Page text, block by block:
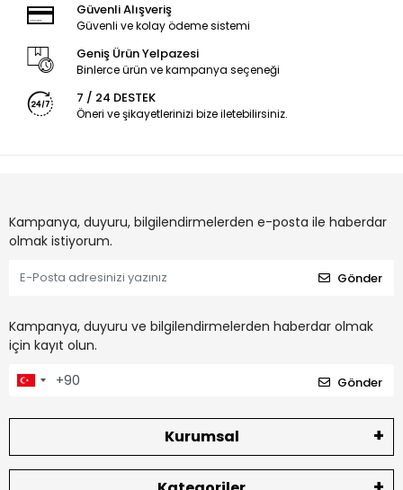
Güvenli Alışveriş
Güvenli ve kolay ödeme sistemi
Geniş Ürün Yelpazesi
Binlerce ürün ve kampanya seçeneği
7 / 24 DESTEK
Öneri ve şikayetlerinizi bize iletebilirsiniz.
Kampanya, duyuru, bilgilendirmelerden e-posta ile haberdar
olmak istiyorum.
Gönder
Kampanya, duyuru ve bilgilendirmelerden haberdar olmak
için kayıt olun.
Gönder
Kurumsal